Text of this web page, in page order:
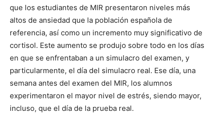
que los estudiantes de MIR presentaron niveles más
altos de ansiedad que la población española de
referencia, así como un incremento muy significativo de
cortisol. Este aumento se produjo sobre todo en los días
en que se enfrentaban a un simulacro del examen, y
particularmente, el día del simulacro real. Ese día, una
semana antes del examen del MIR, los alumnos
experimentaron el mayor nivel de estrés, siendo mayor,
incluso, que el día de la prueba real.